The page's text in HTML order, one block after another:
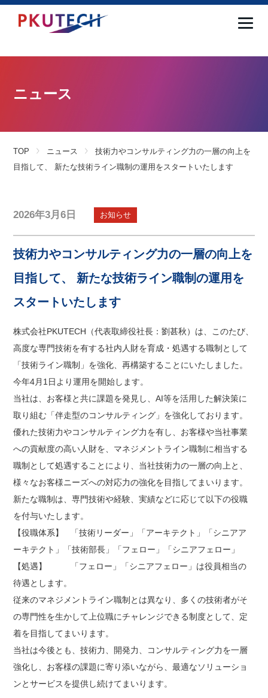
ニュース
TOP ニュース
技術力やコンサルティング力の一層の向上を
目指して、 新たな技術ライン職制の運用をスタートいたします
2026年3月6日 お知らせ
技術力やコンサルティング力の一層の向上を
目指して、 新たな技術ライン職制の運用を
スタートいたします
株式会社PKUTECH（代表取締役社長：劉甚秋）は、このたび、
高度な専門技術を有する社内人財を育成・処遇する職制として
「技術ライン職制」を強化、再構築することにいたしました。
今年4月1日より運用を開始します。
当社は、お客様と共に課題を発見し、AI等を活用した解決策に
取り組む「伴走型のコンサルティング」を強化しております。
優れた技術力やコンサルティング力を有し、お客様や当社事業
への貢献度の高い人財を、マネジメントライン職制に相当する
職制として処遇することにより、当社技術力の一層の向上と、
様々なお客様ニーズへの対応力の強化を目指してまいります。
新たな職制は、専門技術や経験、実績などに応じて以下の役職
を付与いたします。
【役職体系】 「技術リーダー」「アーキテクト」「シニアア
ーキテクト」「技術部長」「フェロー」「シニアフェロー」
【処遇】 「フェロー」「シニアフェロー」は役員相当の
待遇とします。
従来のマネジメントライン職制とは異なり、多くの技術者がそ
の専門性を生かして上位職にチャレンジできる制度として、定
着を目指してまいります。
当社は今後とも、技術力、開発力、コンサルティング力を一層
強化し、お客様の課題に寄り添いながら、最適なソリューショ
ンとサービスを提供し続けてまいります。